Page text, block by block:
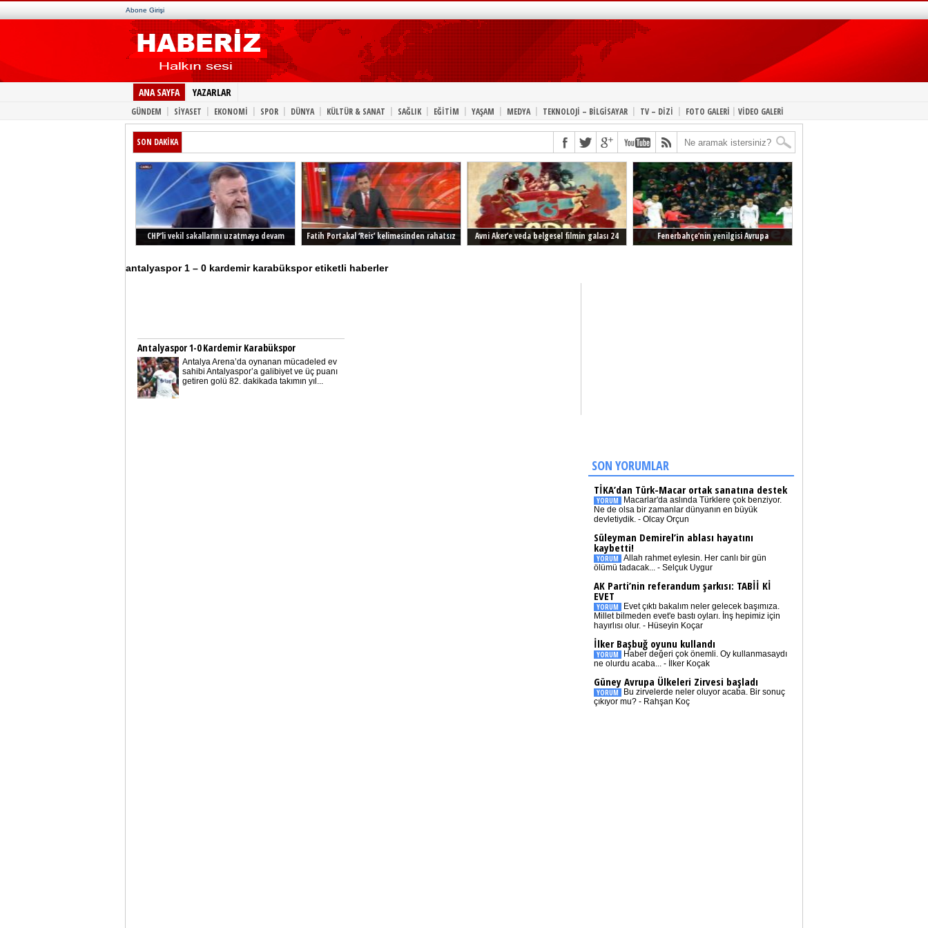
Abone Girişi
ANA SAYFA YAZARLAR
GÜNDEM | SİYASET | EKONOMİ | SPOR | DÜNYA | KÜLTÜR & SANAT | SAĞLIK | EĞİTİM | YAŞAM | MEDYA | TEKNOLOJİ – BİLGİSAYAR | TV – DİZİ | FOTO GALERİ | VİDEO GALERİ
SON DAKİKA
CHP’li vekil sakallarını uzatmaya devam
Fatih Portakal ‘Reis’ kelimesinden rahatsız
Avni Aker’e veda belgesel filmin galası 24
Fenerbahçe’nin yenilgisi Avrupa
antalyaspor 1 – 0 kardemir karabükspor etiketli haberler
Antalyaspor 1-0 Kardemir Karabükspor
Antalya Arena’da oynanan mücadeled ev
sahibi Antalyaspor’a galibiyet ve üç puanı
getiren golü 82. dakikada takımın yıl...
SON YORUMLAR
TİKA’dan Türk-Macar ortak sanatına destek
YORUM
Macarlar'da aslında Türklere çok benziyor.
Ne de olsa bir zamanlar dünyanın en büyük
devletiydik. - Olcay Orçun
Süleyman Demirel’in ablası hayatını
kaybetti!
YORUM Allah rahmet eylesin. Her canlı bir gün
ölümü tadacak... - Selçuk Uygur
AK Parti’nin referandum şarkısı: TABİİ Kİ
EVET
YORUM
Evet çıktı bakalım neler gelecek başımıza.
Millet bilmeden evet'e bastı oyları. İnş hepimiz için
hayırlısı olur. - Hüseyin Koçar
İlker Başbuğ oyunu kullandı
YORUM
Haber değeri çok önemli. Oy kullanmasaydı
ne olurdu acaba... - İlker Koçak
Güney Avrupa Ülkeleri Zirvesi başladı
YORUM
Bu zirvelerde neler oluyor acaba. Bir sonuç
çıkıyor mu? - Rahşan Koç